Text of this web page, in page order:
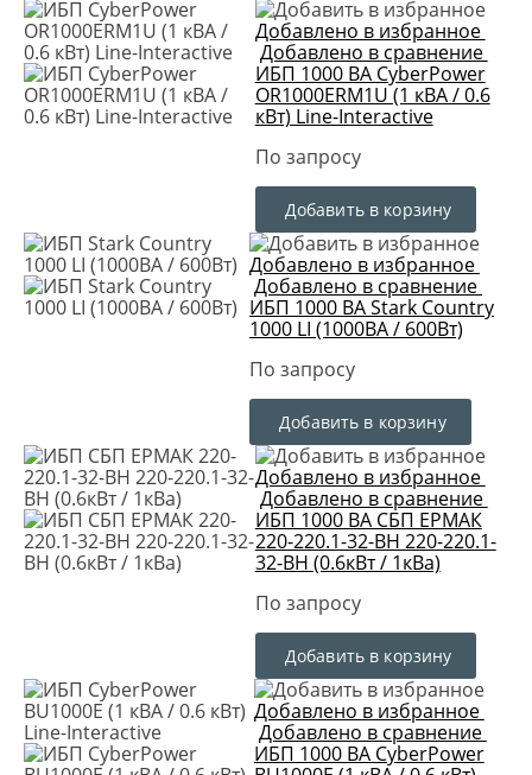
Добавлено в избранное
Добавлено в сравнение
ИБП 1000 ВА CyberPower
OR1000ERM1U (1 кВА / 0.6
кВт) Line-Interactive
По запросу
Добавить в корзину
Добавлено в избранное
Добавлено в сравнение
ИБП 1000 ВА Stark Country
1000 LI (1000ВА / 600Вт)
По запросу
Добавить в корзину
Добавлено в избранное
Добавлено в сравнение
ИБП 1000 ВА СБП ЕРМAК
220-220.1-32-ВН 220-220.1-
32-ВН (0.6кВт / 1кВа)
По запросу
Добавить в корзину
Добавлено в избранное
Добавлено в сравнение
ИБП 1000 ВА CyberPower